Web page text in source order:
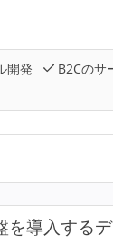
開発 B2Cのサ
導入する